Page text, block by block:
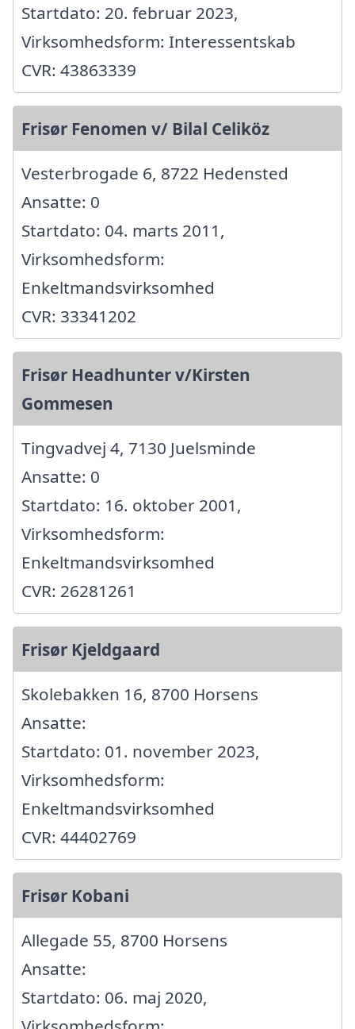
Startdato: 20. februar 2023,
Virksomhedsform: Interessentskab
CVR: 43863339
Frisør Fenomen v/ Bilal Celiköz
Vesterbrogade 6, 8722 Hedensted
Ansatte: 0
Startdato: 04. marts 2011,
Virksomhedsform:
Enkeltmandsvirksomhed
CVR: 33341202
Frisør Headhunter v/Kirsten
Gommesen
Tingvadvej 4, 7130 Juelsminde
Ansatte: 0
Startdato: 16. oktober 2001,
Virksomhedsform:
Enkeltmandsvirksomhed
CVR: 26281261
Frisør Kjeldgaard
Skolebakken 16, 8700 Horsens
Ansatte:
Startdato: 01. november 2023,
Virksomhedsform:
Enkeltmandsvirksomhed
CVR: 44402769
Frisør Kobani
Allegade 55, 8700 Horsens
Ansatte:
Startdato: 06. maj 2020,